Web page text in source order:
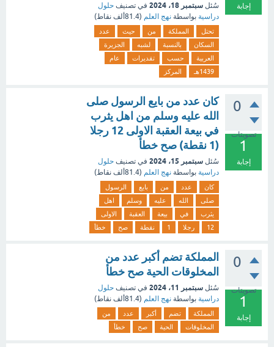
إجابة سُئل سبتمبر 18، 2024 في تصنيف حلول
دراسية بواسطة نهج العلم (81.4ألف نقاط)
تحتل المملكة من حيث
عدد
السكان
بالنسبة لشبه
الجزيرة
العربية
حسب تقديرات
عام
1439هـ
المركز
0
تصويتات
1
إجابة
كان عدد من بايع الرسول صلى
الله عليه وسلم من اهل يثرب
في بيعة العقبة الاولى 12 رجلا
(1 نقطة) صح خطأ
سُئل سبتمبر 15، 2024 في تصنيف حلول
دراسية بواسطة نهج العلم (81.4ألف نقاط)
كان عدد من بايع
الرسول
صلى
الله عليه وسلم
اهل
يثرب
في بيعة العقبة
الاولى
12
رجلا 1 نقطة صح خطأ
0
تصويتات
1
إجابة
المملكة تضم أكبر عدد من
المخلوقات الحية صح خطأ
سُئل سبتمبر 11، 2024 في تصنيف حلول
دراسية بواسطة نهج العلم (81.4ألف نقاط)
المملكة تضم أكبر عدد
من
المخلوقات
الحية صح خطأ